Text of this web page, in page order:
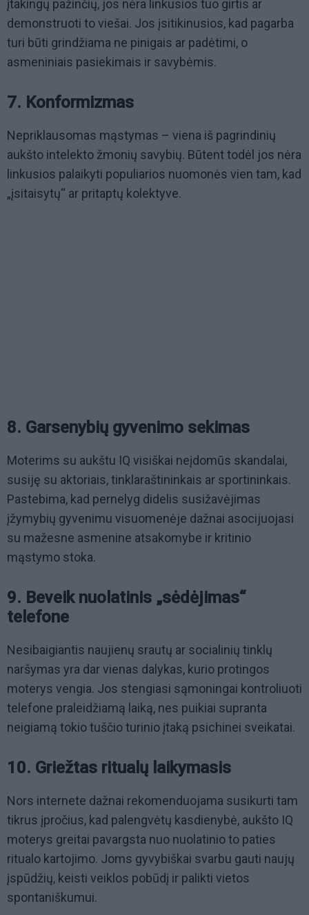
įtakingų pažinčių, jos nėra linkusios tuo girtis ar
demonstruoti to viešai. Jos įsitikinusios, kad pagarba
turi būti grindžiama ne pinigais ar padėtimi, o
asmeniniais pasiekimais ir savybėmis.
7. Konformizmas
Nepriklausomas mąstymas – viena iš pagrindinių
aukšto intelekto žmonių savybių. Būtent todėl jos nėra
linkusios palaikyti populiarios nuomonės vien tam, kad
„įsitaisytų“ ar pritaptų kolektyve.
8. Garsenybių gyvenimo sekimas
Moterims su aukštu IQ visiškai neįdomūs skandalai,
susiję su aktoriais, tinklaraštininkais ar sportininkais.
Pastebima, kad pernelyg didelis susižavėjimas
įžymybių gyvenimu visuomenėje dažnai asocijuojasi
su mažesne asmenine atsakomybe ir kritinio
mąstymo stoka.
9. Beveik nuolatinis „sėdėjimas“
telefone
Nesibaigiantis naujienų srautų ar socialinių tinklų
naršymas yra dar vienas dalykas, kurio protingos
moterys vengia. Jos stengiasi sąmoningai kontroliuoti
telefone praleidžiamą laiką, nes puikiai supranta
neigiamą tokio tuščio turinio įtaką psichinei sveikatai.
10. Griežtas ritualų laikymasis
Nors internete dažnai rekomenduojama susikurti tam
tikrus įpročius, kad palengvėtų kasdienybė, aukšto IQ
moterys greitai pavargsta nuo nuolatinio to paties
ritualo kartojimo. Joms gyvybiškai svarbu gauti naujų
įspūdžių, keisti veiklos pobūdį ir palikti vietos
spontaniškumui.